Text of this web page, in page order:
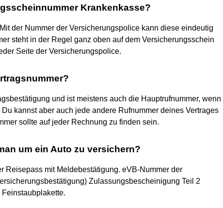
Krankenkasse?
der Nummer der Versicherungspolice kann diese eindeutig
steht in der Regel ganz oben auf dem Versicherungsschein
Seite der Versicherungspolice.
und ist meistens auch die Hauptrufnummer, wenn
kannst aber auch jede andere Rufnummer deines Vertrages
sollte auf jeder Rechnung zu finden sein.
um ein Auto zu versichern?
Reisepass mit Meldebestätigung. eVB-Nummer der
Zulassungsbescheinigung Teil 2